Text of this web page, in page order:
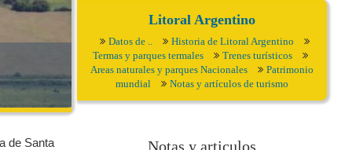
de Santa
Litoral Argentino
Datos de ..
Historia de Litoral Argentino
Termas y parques termales
Trenes turísticos
Areas naturales y parques Nacionales
Patrimonio
mundial
Notas y artículos de turismo
Notas y articulos